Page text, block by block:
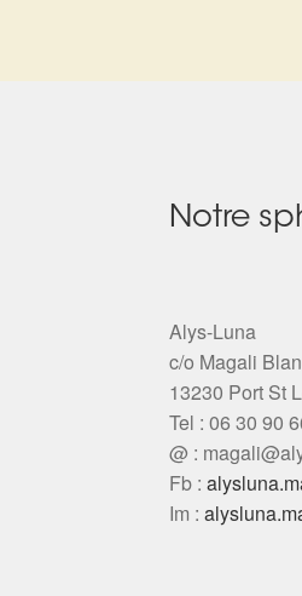
Notre
Alys-Luna
c/o Magali
13230 Port St
Tel : 06 30 90
@ :
Fb :
Im :